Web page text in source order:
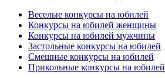
Веселые конкурсы на юбилей
Конкурсы на юбилей женщины
Конкурсы на юбилей мужчины
Застольные конкурсы на юбилей
Смешные конкурсы на юбилей
Прикольные конкурсы на юбилей